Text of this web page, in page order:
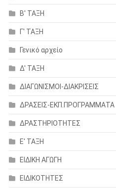
Β' ΤΑΞΗ
Γ' ΤΑΞΗ
Γενικό αρχείο
Δ' ΤΑΞΗ
ΔΙΑΓΩΝΙΣΜΟΙ-ΔΙΑΚΡΙΣΕΙΣ
ΔΡΑΣΕΙΣ-ΕΚΠ.ΠΡΟΓΡΑΜΜΑΤΑ
ΔΡΑΣΤΗΡΙΟΤΗΤΕΣ
Ε' ΤΑΞΗ
ΕΙΔΙΚΗ ΑΓΩΓΗ
ΕΙΔΙΚΟΤΗΤΕΣ